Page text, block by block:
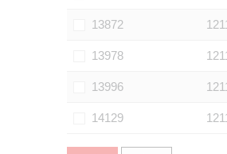
13872
13978
13996
14129